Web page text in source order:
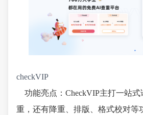
checkVIP
功能亮点：CheckVIP主打一站
重，还有降重、排版、格式校对等